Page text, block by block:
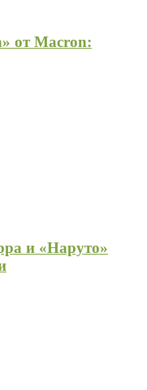
от Macron:
и «Наруто»